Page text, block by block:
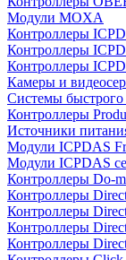
Модули MOXA
Контроллеры
Контроллеры
Контроллеры
Камеры и
Системы
Контроллеры
Источники
Модули ICPDAS
Модули ICPDAS
Контроллеры Do-
Контроллеры
Контроллеры
Контроллеры
Контроллеры